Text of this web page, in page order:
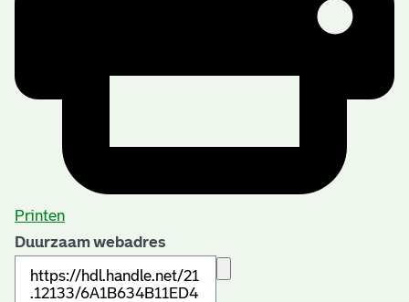
Printen
Duurzaam webadres